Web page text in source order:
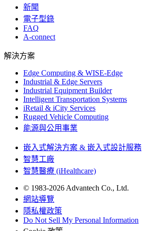
新聞
電子型錄
FAQ
A-connect
解決方案
Edge Computing & WISE-Edge
Industrial & Edge Servers
Industrial Equipment Builder
Intelligent Transportation Systems
iRetail & iCity Services
Rugged Vehicle Computing
能源與公用事業
嵌入式解決方案 & 嵌入式設計服務
智慧工廠
智慧醫療 (iHealthcare)
© 1983-2026 Advantech Co., Ltd.
網站導覽
隱私權政策
Do Not Sell My Personal Information